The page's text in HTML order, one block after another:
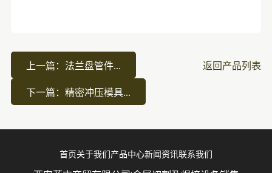
上一篇：法兰盘管件... 返回产品列表
下一篇：精密冲压模具...
首页 关于我们 产品中心新闻资讯联系我们